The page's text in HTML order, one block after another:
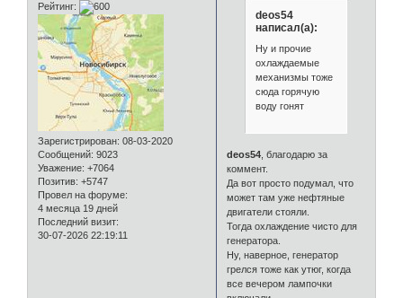
Рейтинг:
Зарегистрирован: 08-03-2020
Сообщений: 9023
Уважение: +7064
Позитив: +5747
Провел на форуме:
4 месяца 19 дней
Последний визит:
30-07-2026 22:19:11
deos54
написал(а):
Ну и прочие
охлаждаемые
механизмы тоже
сюда горячую
воду гонят
deos54, благодарю за
коммент.
Да вот просто подумал, что
может там уже нефтяные
двигатели стояли.
Тогда охлаждение чисто для
генератора.
Ну, наверное, генератор
грелся тоже как утюг, когда
все вечером лампочки